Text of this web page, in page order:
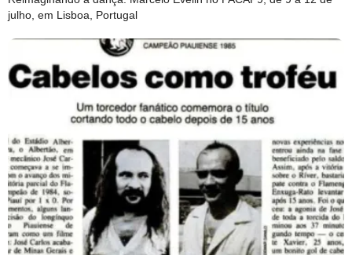
julho, em Lisboa, Portugal